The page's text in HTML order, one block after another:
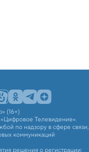
(16+)
Телевидение».
по надзору в сфере связи,
коммуникаций
решения о регистрации: